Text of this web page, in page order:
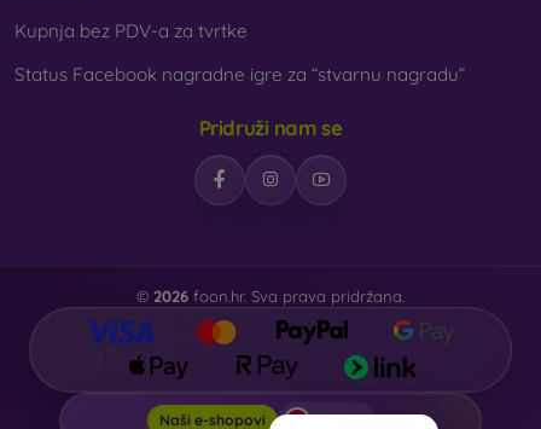
Kupnja bez PDV-a za tvrtke
Status Facebook nagradne igre za “stvarnu nagradu”
Pridruži nam se
© 2026 foon.hr. Sva prava pridržana.
Naši e-shopovi foon.hr